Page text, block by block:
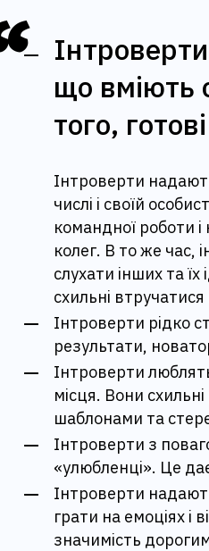
що вміють
того,
Інтроверти
числі і своїй
командної роботи
колег. В то же час,
слухати інших та
схильні
Інтроверти рідко
результати,
Інтроверти
місця. Вони
шаблонами та
Інтроверти з
«улюбленці». Це
Інтроверти
грати на емоціях і
значимість